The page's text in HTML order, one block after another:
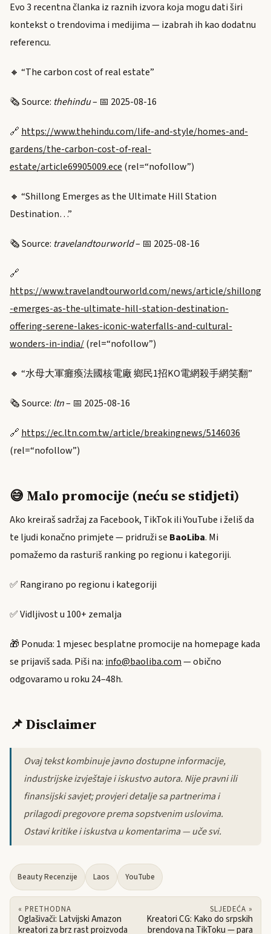
Evo 3 recentna članka iz raznih izvora koja mogu dati širi
kontekst o trendovima i medijima — izabrah ih kao dodatnu
referencu.
🔸 “The carbon cost of real estate”
🗞️ Source: thehindu– 📅 2025-08-16
🔗 https://www.thehindu.com/life-and-style/homes-and-
gardens/the-carbon-cost-of-real-
estate/article69905009.ece (rel=“nofollow”)
🔸 “Shillong Emerges as the Ultimate Hill Station
Destination…”
🗞️ Source: travelandtourworld– 📅 2025-08-16
🔗
https://www.travelandtourworld.com/news/article/shillong
-emerges-as-the-ultimate-hill-station-destination-
offering-serene-lakes-iconic-waterfalls-and-cultural-
wonders-in-india/(rel=“nofollow”)
🔸 “水母大軍癱瘓法國核電廠 鄉民1招KO電網殺手網笑翻”
🗞️ Source: ltn– 📅 2025-08-16
🔗 https://ec.ltn.com.tw/article/breakingnews/5146036
(rel=“nofollow”)
😅 Malo promocije (neću se stidjeti)
Ako kreiraš sadržaj za Facebook, TikTok ili YouTube i želiš da
te ljudi konačno primjete — pridruži se BaoLiba. Mi
pomažemo da rasturiš ranking po regionu i kategoriji.
✅ Rangirano po regionu i kategoriji
✅ Vidljivost u 100+ zemalja
🎁 Ponuda: 1 mjesec besplatne promocije na homepage kada
se prijaviš sada. Piši na: info@baoliba.com— obično
odgovaramo u roku 24–48h.
📌 Disclaimer
Ovaj tekst kombinuje javno dostupne informacije,
industrijske izvještaje i iskustvo autora. Nije pravni ili
finansijski savjet; provjeri detalje sa partnerima i
prilagodi pregovore prema sopstvenim uslovima.
Ostavi kritike i iskustva u komentarima — uče svi.
Beauty Recenzije Laos YouTube
« PRETHODNA
Oglašivači: Latvijski Amazon
kreatori za brz rast proizvoda
SLJEDEĆA »
Kreatori CG: Kako do srpskih
brendova na TikToku — para